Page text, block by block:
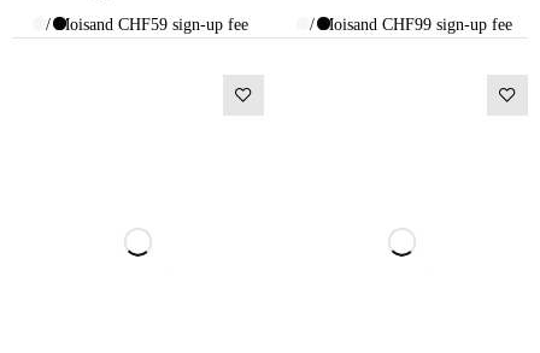
/ Moisand CHF59 sign-up fee
/ Moisand CHF99 sign-up fee